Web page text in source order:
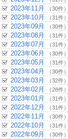
2023年11月 （30件）
2023年10月 （31件）
2023年09月 （30件）
2023年08月 （31件）
2023年07月 （31件）
2023年06月 （30件）
2023年05月 （31件）
2023年04月 （30件）
2023年03月 （32件）
2023年02月 （28件）
2023年01月 （31件）
2022年12月 （31件）
2022年11月 （30件）
2022年10月 （31件）
2022年09月 （30件）